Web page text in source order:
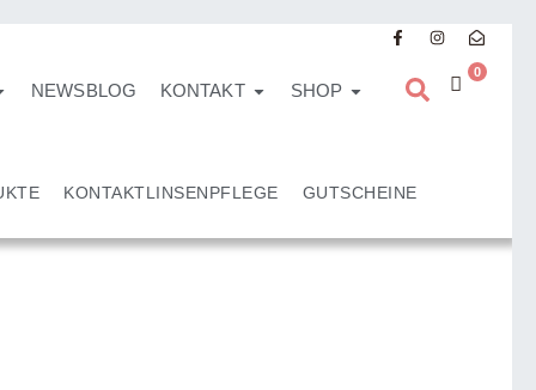
NEWSBLOG KONTAKT SHOP
0
KONTAKTLINSENPFLEGE GUTSCHEINE